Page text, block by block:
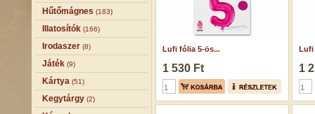
Hűtőmágnes (183)
Illatosítók (166)
Irodaszer (8)
Játék (9)
Kártya (51)
Kegytárgy (2)
Lufi fólia 5-ös...
1 530 Ft
Lufi
1